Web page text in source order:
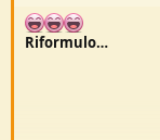
Riformulo…